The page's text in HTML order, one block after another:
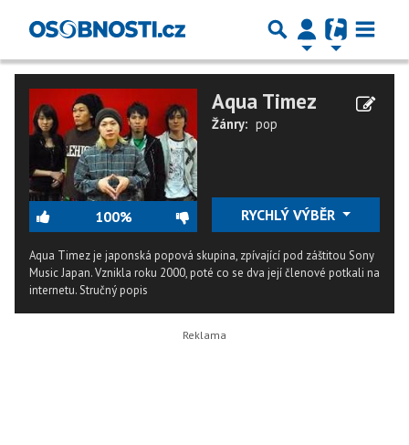
100%
Aqua Timez
Žánry: pop
RYCHLÝ VÝBĚR
Aqua Timez je japonská popová skupina, zpívající pod záštitou Sony
Music Japan. Vznikla roku 2000, poté co se dva její členové potkali na
internetu.Stručný popis